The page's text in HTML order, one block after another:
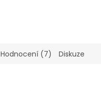
Hodnocení (7) Diskuze